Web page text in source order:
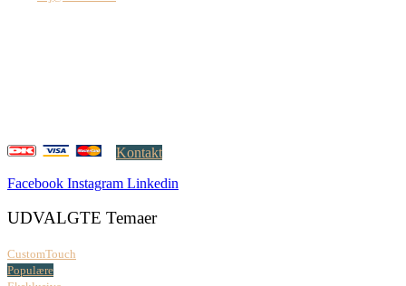
Kontakt
Facebook Instagram Linkedin
UDVALGTE Temaer
CustomTouch
Populære